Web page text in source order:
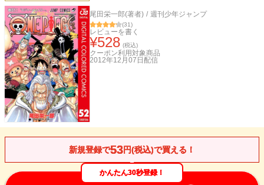
尾田栄一郎(著者) / 週刊少年ジャンプ
(31)
レビューを書く
¥528 (税込)
クーポン利用対象商品
2012年12月07日 配信
新規登録で53円(税込)で買える！
かんたん30秒登録！